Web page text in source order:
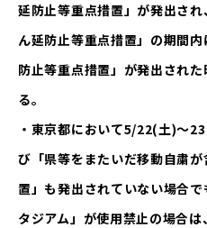
延防止等重点措置」が発出さ
ん延防止等重点措置」の期間
防止等重点措置」が発出され
る。
・東京都において5/22(土)～
び「県等をまたいだ移動自粛
置」も発出されていない場合
タジアム」が使用禁止の場合